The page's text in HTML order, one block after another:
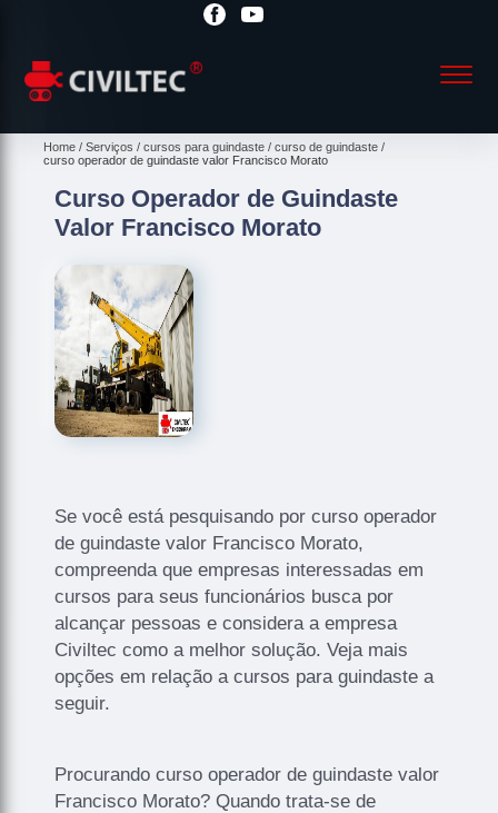
Home Serviços cursos para guindaste
curso de guindaste
curso operador de guindaste valor Francisco Morato
Curso Operador de Guindaste
Valor Francisco Morato
Se você está pesquisando por curso operador
de guindaste valor Francisco Morato,
compreenda que empresas interessadas em
cursos para seus funcionários busca por
alcançar pessoas e considera a empresa
Civiltec como a melhor solução. Veja mais
opções em relação a cursos para guindaste a
seguir.
Procurando curso operador de guindaste valor
Francisco Morato? Quando trata-se de